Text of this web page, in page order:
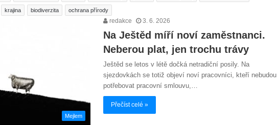
krajina biodiverzita ochrana přírody
Mejlem
redakce 3. 6. 2026
Na Ještěd míří noví zaměstnanci.
Neberou plat, jen trochu trávy
Ještěd se letos v létě dočká netradiční posily. Na
sjezdovkách se totiž objeví noví pracovníci, kteří nebudou
potřebovat pracovní smlouvu,…
Přečíst celé »